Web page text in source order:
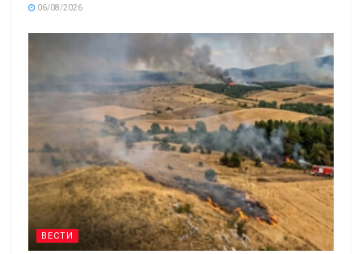
06/08/2026
ВЕСТИ